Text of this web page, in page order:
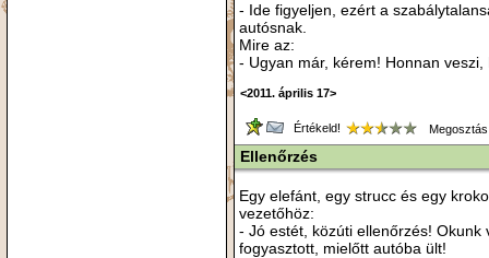
- Ide figyeljen, ezért a
autósnak.
Mire az:
- Ugyan már, kérem! Honnan
<2011. április 17>
Értékeld!
Ellenőrzés
Egy elefánt, egy strucc és egy
vezetőhöz:
- Jó estét, közúti ellenőrzés!
fogyasztott, mielőtt autóba ült!